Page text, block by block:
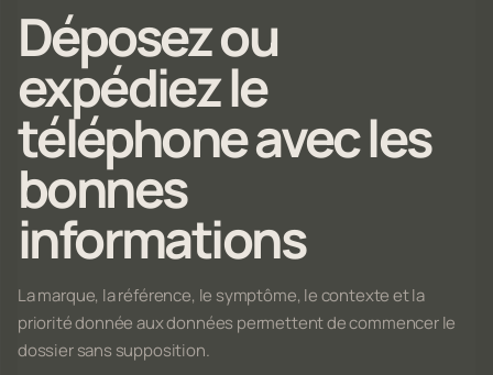
Déposez ou
expédiez le
téléphone avec les
bonnes
informations
La marque, la référence, le symptôme, le contexte et la
priorité donnée aux données permettent de commencer le
dossier sans supposition.